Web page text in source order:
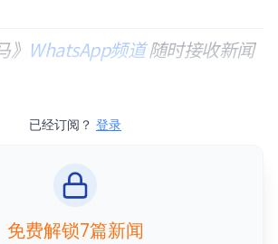
WhatsApp频道随时接收新闻
已经订阅？ 登录
免费解锁7篇新闻